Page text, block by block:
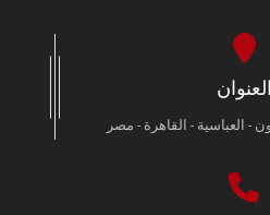
العنوان
- العباسية - القاهرة - مصر